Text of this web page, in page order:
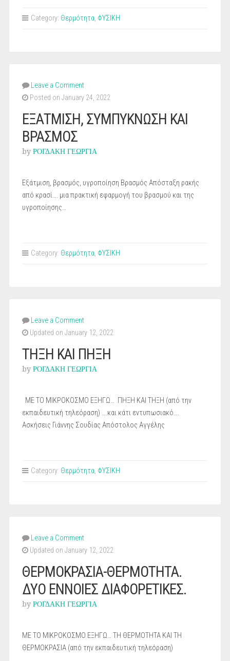
Category: Θερμότητα, ΦΥΣΙΚΗ
Leave a Comment
Posted on January 24, 2022
ΕΞΑΤΜΙΣΗ, ΣΥΜΠΥΚΝΩΣΗ ΚΑΙ
ΒΡΑΣΜΟΣ
by ΡΟΓΔΑΚΗ ΓΕΩΡΓΙΑ
Εξάτμιση, βρασμός, υγροποίηση Βρασμός Απόσταξη ρακής
από κρασί…. μια πρακτική εφαρμογή του βρασμού και της
υγροποίησης…
Category: Θερμότητα, ΦΥΣΙΚΗ
Leave a Comment
Updated on January 12, 2022
ΤΗΞΗ ΚΑΙ ΠΗΞΗ
by ΡΟΓΔΑΚΗ ΓΕΩΡΓΙΑ
ΜΕ ΤΟ ΜΙΚΡΟΚΟΣΜΟ ΕΞΗΓΩ… ΠΗΞΗ ΚΑΙ ΤΗΞΗ (από την
εκπαιδευτική τηλεόραση) ….και κάτι εντυπωσιακό….
Ασκήσεις Γιάννης Σουδίας Απόστολος Αγγέλης
Category: Θερμότητα, ΦΥΣΙΚΗ
Leave a Comment
Updated on January 12, 2022
ΘΕΡΜΟΚΡΑΣΙΑ-ΘΕΡΜΟΤΗΤΑ.
ΔΥΟ ΕΝΝΟΙΕΣ ΔΙΑΦΟΡΕΤΙΚΕΣ.
by ΡΟΓΔΑΚΗ ΓΕΩΡΓΙΑ
ΜΕ ΤΟ ΜΙΚΡΟΚΟΣΜΟ ΕΞΗΓΩ… ΤΗ ΘEΡΜΟΤΗΤΑ ΚΑΙ ΤΗ
ΘΕΡΜΟΚΡΑΣΙΑ (από την εκπαιδευτική τηλεόραση)